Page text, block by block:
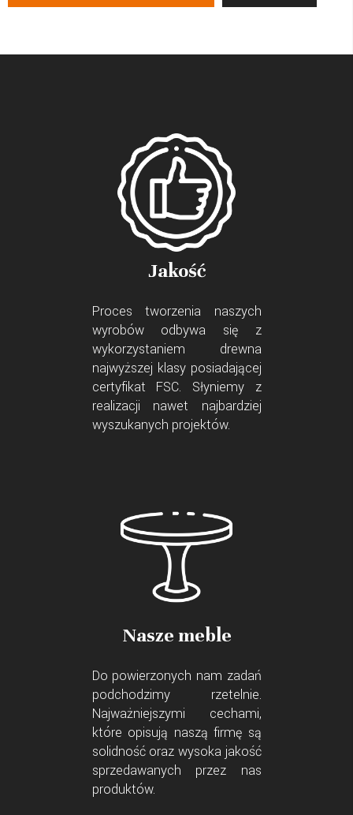
Jakość
Proces tworzenia naszych
wyrobów odbywa się z
wykorzystaniem drewna
najwyższej klasy posiadającej
certyfikat FSC. Słyniemy z
realizacji nawet najbardziej
wyszukanych projektów.
Nasze meble
Do powierzonych nam zadań
podchodzimy rzetelnie.
Najważniejszymi cechami,
które opisują naszą firmę są
solidność oraz wysoka jakość
sprzedawanych przez nas
produktów.